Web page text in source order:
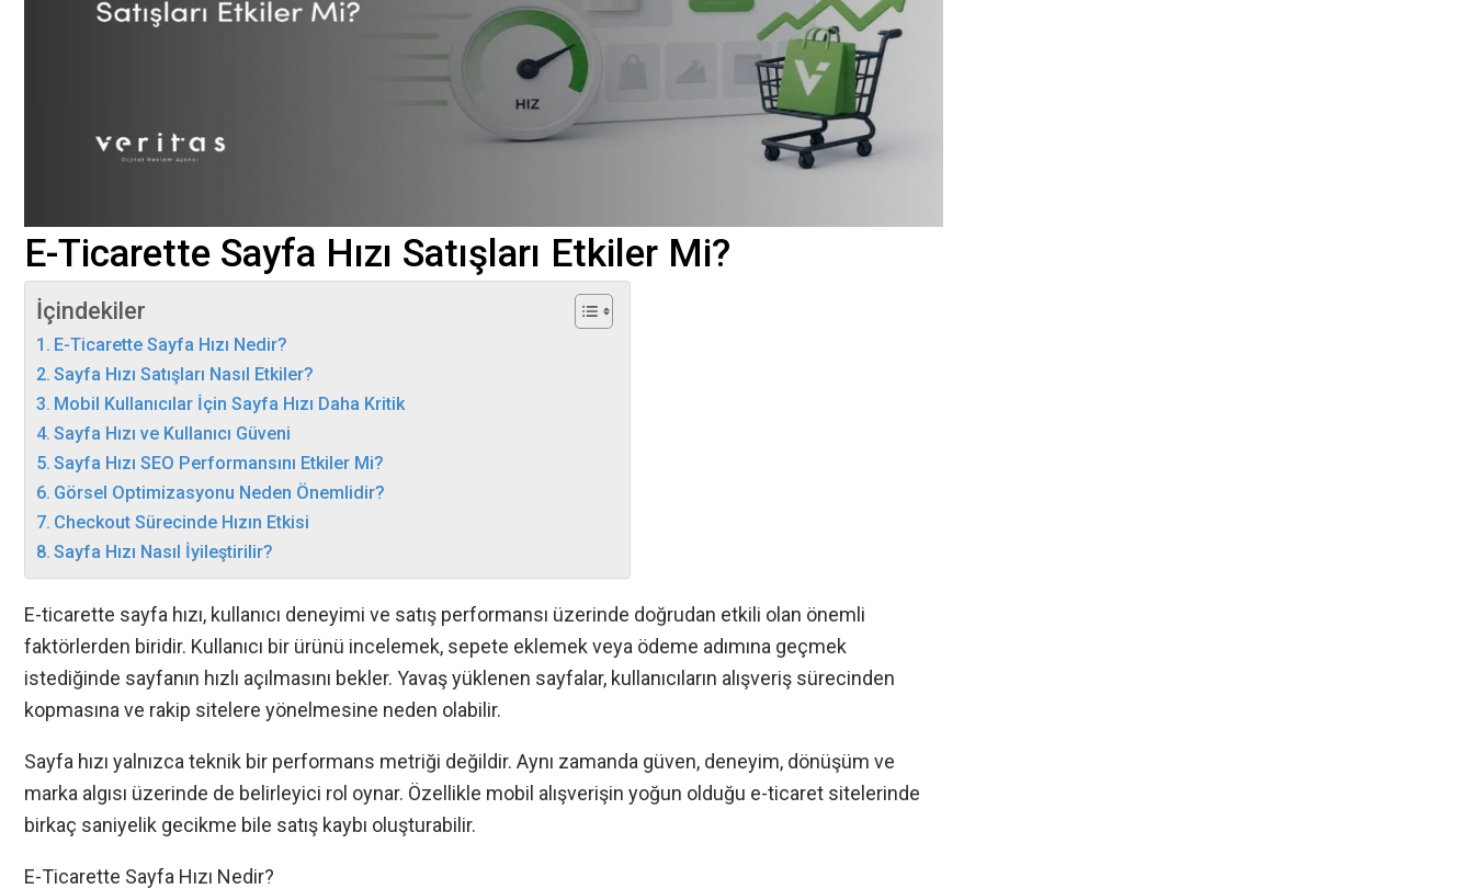
E-Ticarette Sayfa Hızı Satışları Etkiler Mi?
İçindekiler
E-Ticarette Sayfa Hızı Nedir?
Sayfa Hızı Satışları Nasıl Etkiler?
Mobil Kullanıcılar İçin Sayfa Hızı Daha Kritik
Sayfa Hızı ve Kullanıcı Güveni
Sayfa Hızı SEO Performansını Etkiler Mi?
Görsel Optimizasyonu Neden Önemlidir?
Checkout Sürecinde Hızın Etkisi
Sayfa Hızı Nasıl İyileştirilir?
E-ticarette sayfa hızı, kullanıcı deneyimi ve satış performansı üzerinde doğrudan etkili olan önemli
faktörlerden biridir. Kullanıcı bir ürünü incelemek, sepete eklemek veya ödeme adımına geçmek
istediğinde sayfanın hızlı açılmasını bekler. Yavaş yüklenen sayfalar, kullanıcıların alışveriş sürecinden
kopmasına ve rakip sitelere yönelmesine neden olabilir.
Sayfa hızı yalnızca teknik bir performans metriği değildir. Aynı zamanda güven, deneyim, dönüşüm ve
marka algısı üzerinde de belirleyici rol oynar. Özellikle mobil alışverişin yoğun olduğu e-ticaret sitelerinde
birkaç saniyelik gecikme bile satış kaybı oluşturabilir.
E-Ticarette Sayfa Hızı Nedir?